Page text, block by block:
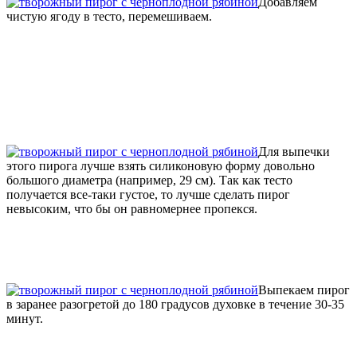
чистую ягоду в тесто, перемешиваем.
Для выпечки
этого пирога лучше взять силиконовую форму довольно
большого диаметра (например, 29 см). Так как тесто
получается все-таки густое, то лучше сделать пирог
невысоким, что бы он равномернее пропекся.
Выпекаем пирог
в заранее разогретой до 180 градусов духовке в течение 30-35
минут.